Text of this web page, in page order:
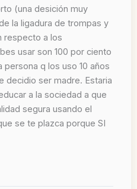
(una desición muy
la ligadura de trompas y
respecto a los
usar son 100 por ciento
q los uso 10 años
decidio ser madre. Estaria
a la sociedad a que
segura usando el
se te plazca porque SI